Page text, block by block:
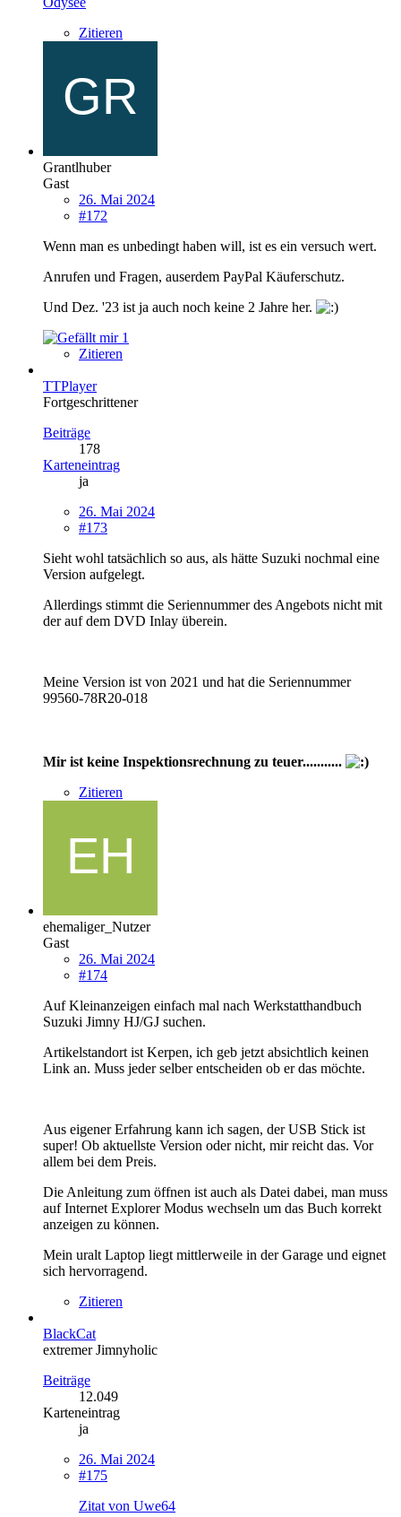
Zitieren
Grantlhuber
Gast
26. Mai 2024
#172
Wenn man es unbedingt haben will, ist es ein versuch wert.
Anrufen und Fragen, auserdem PayPal Käuferschutz.
Und Dez. '23 ist ja auch noch keine 2 Jahre her.
1
Zitieren
TTPlayer
Fortgeschrittener
Beiträge
178
Karteneintrag
ja
26. Mai 2024
#173
Sieht wohl tatsächlich so aus, als hätte Suzuki nochmal eine
Version aufgelegt.
Allerdings stimmt die Seriennummer des Angebots nicht mit
der auf dem DVD Inlay überein.
Meine Version ist von 2021 und hat die Seriennummer
99560-78R20-018
Mir ist keine Inspektionsrechnung zu teuer...........
Zitieren
ehemaliger_Nutzer
Gast
26. Mai 2024
#174
Auf Kleinanzeigen einfach mal nach Werkstatthandbuch
Suzuki Jimny HJ/GJ suchen.
Artikelstandort ist Kerpen, ich geb jetzt absichtlich keinen
Link an. Muss jeder selber entscheiden ob er das möchte.
Aus eigener Erfahrung kann ich sagen, der USB Stick ist
super! Ob aktuellste Version oder nicht, mir reicht das. Vor
allem bei dem Preis.
Die Anleitung zum öffnen ist auch als Datei dabei, man muss
auf Internet Explorer Modus wechseln um das Buch korrekt
anzeigen zu können.
Mein uralt Laptop liegt mittlerweile in der Garage und eignet
sich hervorragend.
Zitieren
BlackCat
extremer Jimnyholic
Beiträge
12.049
Karteneintrag
ja
26. Mai 2024
#175
Zitat von Uwe64